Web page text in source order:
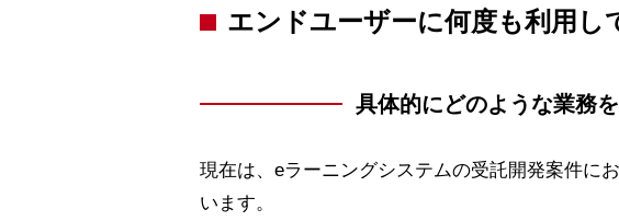
エンドユーザーに何度も利用
具体的にどのような業務
現在は、eラーニングシステムの受託開発案件に
います。